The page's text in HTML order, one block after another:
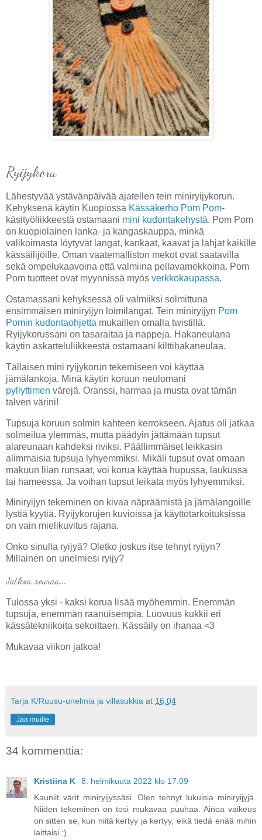
Ryijykoru
Lähestyvää ystävänpäivää ajatellen tein miniryijykorun.
Kehyksenä käytin Kuopiossa Kässäkerho Pom Pom-
käsityöliikkeestä ostamaani mini kudontakehystä. Pom Pom
on kuopiolainen lanka- ja kangaskauppa, minkä
valikoimasta löytyvät langat, kankaat, kaavat ja lahjat kaikille
kässäilijöille. Oman vaatemalliston mekot ovat saatavilla
sekä ompelukaavoina että valmiina pellavamekkoina. Pom
Pom tuotteet ovat myynnissä myös verkkokaupassa.
Ostamassani kehyksessä oli valmiiksi solmittuna
ensimmäisen miniryijyn loimilangat. Tein miniryijyn Pom
Pomin kudontaohjetta mukaillen omalla twistillä.
Ryijykorussani on tasaraitaa ja nappeja. Hakaneulana
käytin askarteluliikkeestä ostamaani kilttihakaneulaa.
Tällaisen mini ryijykorun tekemiseen voi käyttää
jämälankoja. Minä käytin koruun neulomani
pyllyttimen värejä. Oranssi, harmaa ja musta ovat tämän
talven värini!
Tupsuja koruun solmin kahteen kerrokseen. Ajatus oli jatkaa
solmeilua ylemmäs, mutta päädyin jättämään tupsut
alareunaan kahdeksi riviksi. Päällimmäiset leikkasin
alimmaisia tupsuja lyhyemmiksi. Mikäli tupsut ovat omaan
makuun liian runsaat, voi korua käyttää hupussa, laukussa
tai hameessa. Ja voihan tupsut leikata myös lyhyemmiksi.
Miniryijyn tekeminen on kivaa näpräämistä ja jämälangoille
lystiä kyytiä. Ryijykorujen kuvioissa ja käyttötarkoituksissa
on vain mielikuvitus rajana.
Onko sinulla ryijyä? Oletko joskus itse tehnyt ryijyn?
Millainen on unelmiesi ryijy?
Jatkoa seuraa...
Tulossa yksi - kaksi korua lisää myöhemmin. Enemmän
tupsuja, enemmän raanuisempia. Luovuus kukkii eri
kässätekniikoita sekoittaen. Kässäily on ihanaa <3
Mukavaa viikon jatkoa!
Tarja K/Ruusu-unelmia ja villasukkia at 16:04
Jaa muille
34 kommenttia:
Kristiina K
8. helmikuuta 2022 klo 17.09
Kauniit värit miniryijyssäsi. Olen tehnyt lukuisia miniryijyjä.
Niiden tekeminen on tosi mukavaa puuhaa. Ainoa vaikeus
on sitten se, kun niitä kertyy ja kertyy, eikä tiedä enää mihin
laittaisi :)